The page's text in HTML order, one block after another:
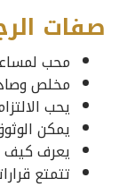
صفات
محب
مخلص
يحب
يمكن
يعرف كيف
تتمتع